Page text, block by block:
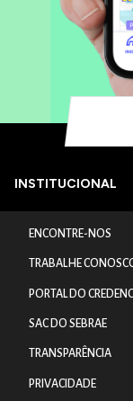
INSTITUCIONAL
ENCONTRE-NOS
TRABALHE
PORTAL DO
SAC DO SEBRAE
TRANSPARÊNCIA
PRIVACIDADE